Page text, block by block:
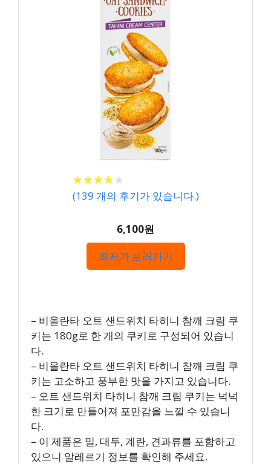
★★★★★
★★★★★
(139 개의 후기가 있습니다.)
6,100원
최저가 보러가기
– 비올란타 오트 샌드위치 타히니 참깨 크림 쿠
키는 180g로 한 개의 쿠키로 구성되어 있습니
다.
– 비올란타 오트 샌드위치 타히니 참깨 크림 쿠
키는 고소하고 풍부한 맛을 가지고 있습니다.
– 오트 샌드위치 타히니 참깨 크림 쿠키는 넉넉
한 크기로 만들어져 포만감을 느낄 수 있습니
다.
– 이 제품은 밀, 대두, 계란, 견과류를 포함하고
있으니 알레르기 정보를 확인해 주세요.